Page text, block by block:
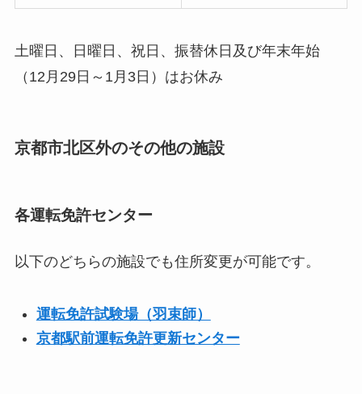
土曜日、日曜日、祝日、振替休日及び年末年始
（12月29日～1月3日）はお休み
京都市北区外のその他の施設
各運転免許センター
以下のどちらの施設でも住所変更が可能です。
運転免許試験場（羽束師）
京都駅前運転免許更新センター